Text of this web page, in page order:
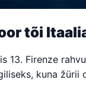
tõi
13. Firenze
kuna